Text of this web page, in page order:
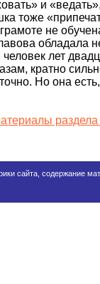
и
тоже
не
обладала
человек лет
кратно
Но она
сайта, содержание